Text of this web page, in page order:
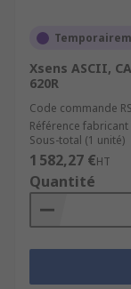
Xsens ASCII,
620R
Code commande RS
Référence fabricant
Sous-total (1 unité)
1 582,27 €HT
Quantité